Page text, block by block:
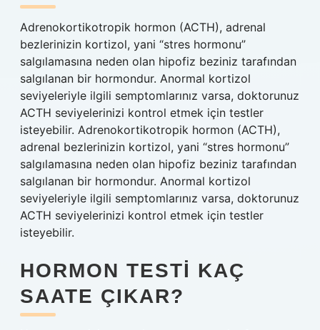
Adrenokortikotropik hormon (ACTH), adrenal
bezlerinizin kortizol, yani “stres hormonu”
salgılamasına neden olan hipofiz beziniz tarafından
salgılanan bir hormondur. Anormal kortizol
seviyeleriyle ilgili semptomlarınız varsa, doktorunuz
ACTH seviyelerinizi kontrol etmek için testler
isteyebilir. Adrenokortikotropik hormon (ACTH),
adrenal bezlerinizin kortizol, yani “stres hormonu”
salgılamasına neden olan hipofiz beziniz tarafından
salgılanan bir hormondur. Anormal kortizol
seviyeleriyle ilgili semptomlarınız varsa, doktorunuz
ACTH seviyelerinizi kontrol etmek için testler
isteyebilir.
HORMON TESTI KAÇ
SAATE ÇIKAR?